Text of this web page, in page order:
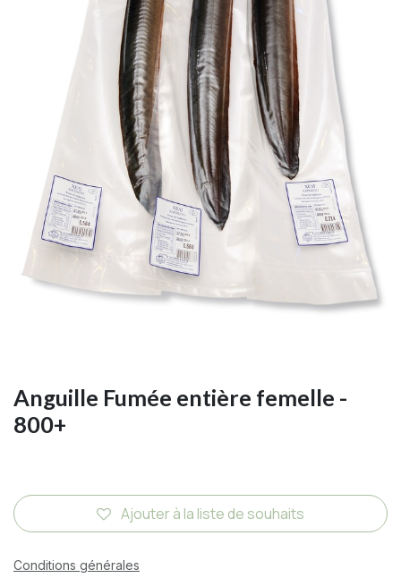
Anguille Fumée entière femelle -
800+
Ajouter à la liste de souhaits
Conditions générales